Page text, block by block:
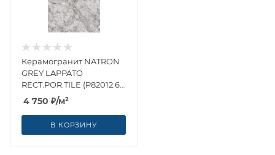
Керамогранит NATRON
GREY LAPPATO
RECT.POR.TILE (P82012.6)
60x120 от Yurtbay
(Турция)
4 750 ₽/м²
В КОРЗИНУ